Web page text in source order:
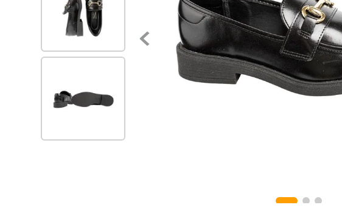
zapatos mujer
ballerinas